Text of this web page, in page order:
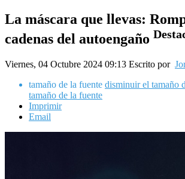
La máscara que llevas:
cadenas del autoengaño
Viernes, 04 Octubre 2024 09:13 Escrito por
tamaño de la fuente disminuir el tamaño
tamaño de la fuente
Imprimir
Email